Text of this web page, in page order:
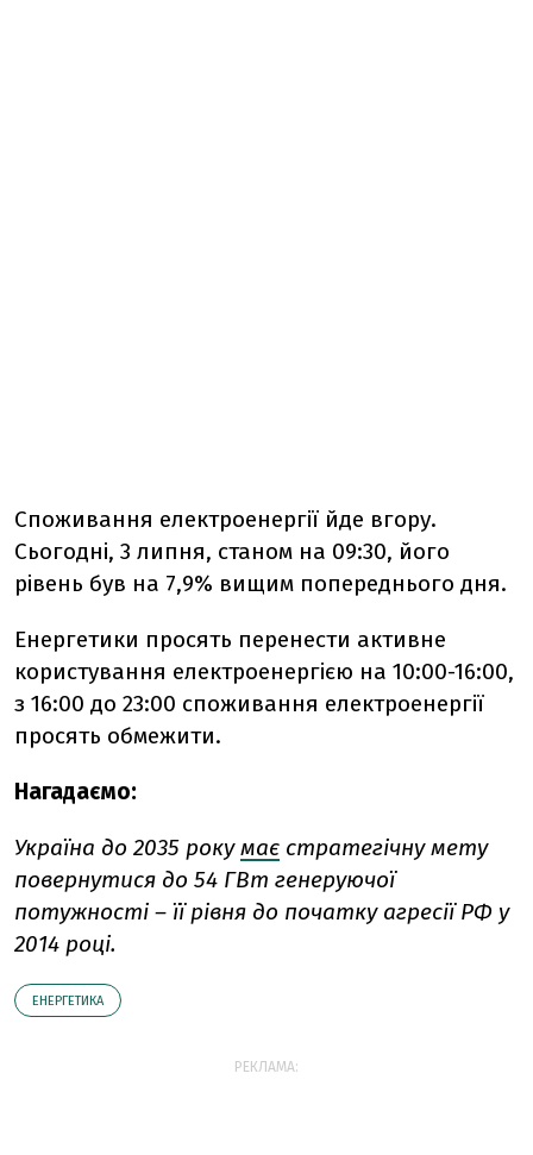
Споживання електроенергії йде вгору.
Сьогодні, 3 липня, станом на 09:30, його
рівень був на 7,9% вищим попереднього дня.
Енергетики просять перенести активне
користування електроенергією на 10:00-16:00,
з 16:00 до 23:00 споживання електроенергії
просять обмежити.
Нагадаємо:
Україна до 2035 року має стратегічну мету
повернутися до 54 ГВт генеруючої
потужності – її рівня до початку агресії РФ у
2014 році.
ЕНЕРГЕТИКА
РЕКЛАМА: